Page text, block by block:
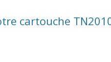
cartouche